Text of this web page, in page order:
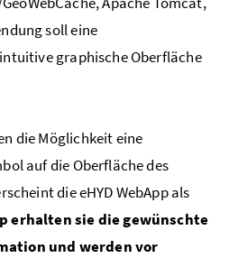
soll eine
graphische Oberfläche
die Möglichkeit eine
auf die Oberfläche des
dieeHYDWebApp als
erhalten sie die gewünschte
und werden vor